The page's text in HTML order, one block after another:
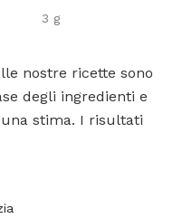
3 g
nostre ricette sono
degli ingredienti e
stima. I risultati